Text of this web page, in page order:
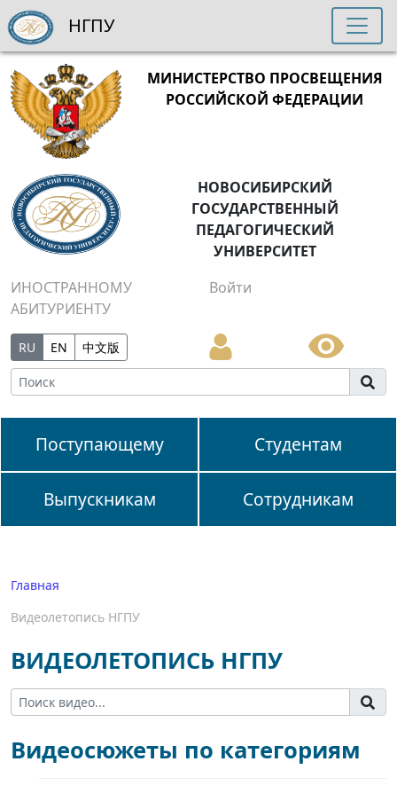
МИНИСТЕРСТВО ПРОСВЕЩЕНИЯ
РОССИЙСКОЙ ФЕДЕРАЦИИ
НОВОСИБИРСКИЙ
ГОСУДАРСТВЕННЫЙ
ПЕДАГОГИЧЕСКИЙ
УНИВЕРСИТЕТ
ИНОСТРАННОМУ
АБИТУРИЕНТУ
Войти
RU EN 中文版
Поступающему Студентам
Выпускникам Сотрудникам
НГПУ
Главная
Видеолетопись НГПУ
ВИДЕОЛЕТОПИСЬ НГПУ
Видеосюжеты по категориям